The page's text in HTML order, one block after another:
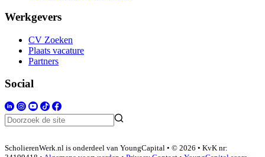
Werkgevers
CV Zoeken
Plaats vacature
Partners
Social
ScholierenWerk.nl is onderdeel van YoungCapital • © 2026 • KvK nr: